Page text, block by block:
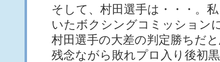
そして、村田選手は・・・。
いたボクシングコミッション
村田選手の大差の判定勝ちだ
残念ながら敗れプロ入り後初